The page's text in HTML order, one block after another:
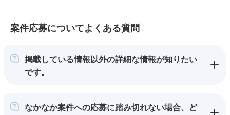
案件応募についてよくある質問
掲載している情報以外の詳細な情報が知りたい
です。
なかなか案件への応募に踏み切れない場合、ど